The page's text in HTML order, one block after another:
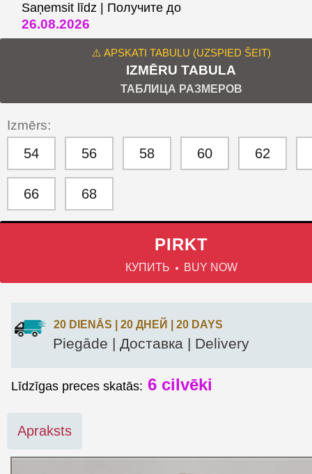
Saņemsit līdz | Получите до
26.08.2026
⚠️ APSKATI TABULU (UZSPIED ŠEIT)
IZMĒRU TABULA
ТАБЛИЦА РАЗМЕРОВ
Izmērs:
54 56 58 60 62
66 68
PIRKT
КУПИТЬ BUY NOW
20 DIENĀS | 20 ДНЕЙ | 20 DAYS
Piegāde | Доставка | Delivery
Līdzīgas preces skatās: 6 cilvēki
Apraksts